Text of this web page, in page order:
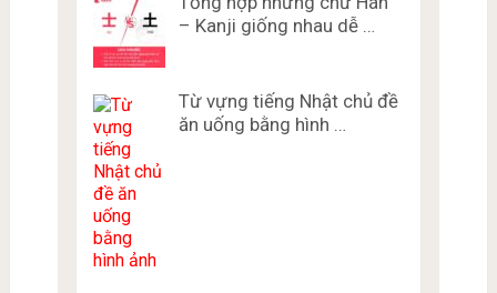
– Kanji giống nhau dễ …
Từ vựng tiếng Nhật chủ đề
ăn uống bằng hình …